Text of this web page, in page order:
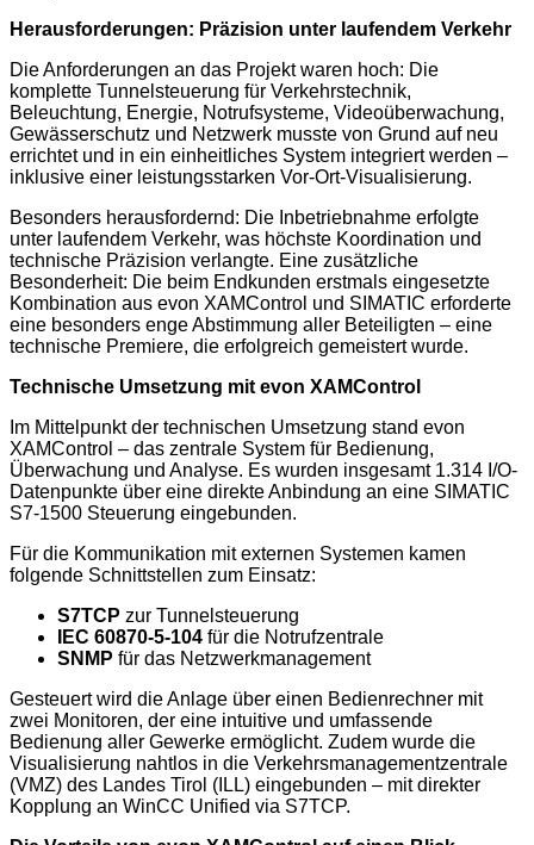
Herausforderungen: Präzision unter laufendem Verkehr
Die Anforderungen an das Projekt waren hoch: Die
komplette Tunnelsteuerung für Verkehrstechnik,
Beleuchtung, Energie, Notrufsysteme, Videoüberwachung,
Gewässerschutz und Netzwerk musste von Grund auf neu
errichtet und in ein einheitliches System integriert werden –
inklusive einer leistungsstarken Vor-Ort-Visualisierung.
Besonders herausfordernd: Die Inbetriebnahme erfolgte
unter laufendem Verkehr, was höchste Koordination und
technische Präzision verlangte. Eine zusätzliche
Besonderheit: Die beim Endkunden erstmals eingesetzte
Kombination aus evon XAMControl und SIMATIC erforderte
eine besonders enge Abstimmung aller Beteiligten – eine
technische Premiere, die erfolgreich gemeistert wurde.
Technische Umsetzung mit evon XAMControl
Im Mittelpunkt der technischen Umsetzung stand evon
XAMControl – das zentrale System für Bedienung,
Überwachung und Analyse. Es wurden insgesamt 1.314 I/O-
Datenpunkte über eine direkte Anbindung an eine SIMATIC
S7-1500 Steuerung eingebunden.
Für die Kommunikation mit externen Systemen kamen
folgende Schnittstellen zum Einsatz:
S7TCP zur Tunnelsteuerung
IEC 60870-5-104 für die Notrufzentrale
SNMP für das Netzwerkmanagement
Gesteuert wird die Anlage über einen Bedienrechner mit
zwei Monitoren, der eine intuitive und umfassende
Bedienung aller Gewerke ermöglicht. Zudem wurde die
Visualisierung nahtlos in die Verkehrsmanagementzentrale
(VMZ) des Landes Tirol (ILL) eingebunden – mit direkter
Kopplung an WinCC Unified via S7TCP.